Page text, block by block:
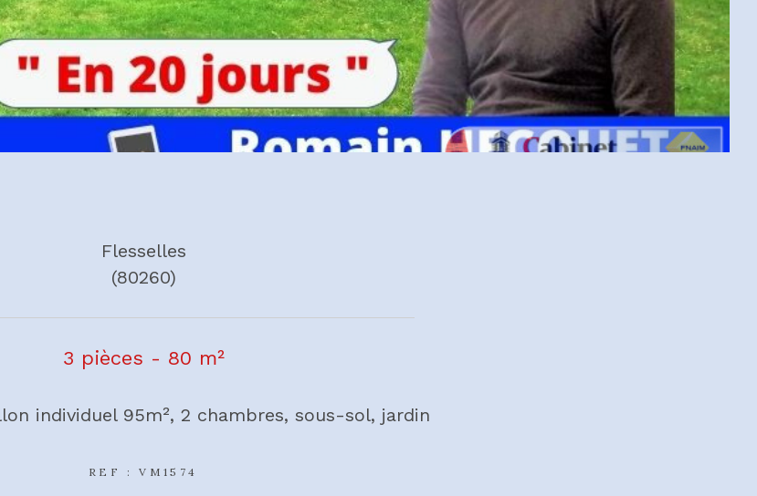
Flesselles
(80260)
3 pièces - 80 m²
individuel 95m², 2 chambres, sous-sol, jardin
REF : VM1574